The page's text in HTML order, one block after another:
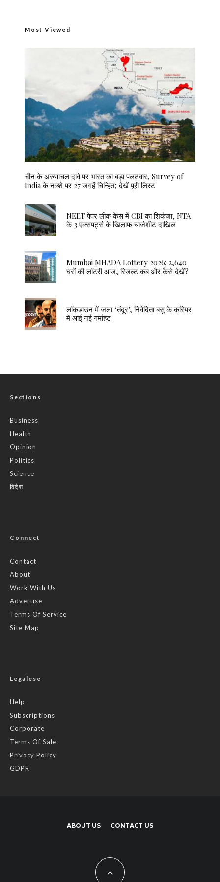
Most Viewed
चीन के अरुणाचल दावे पर भारत का बड़ा पलटवार, Survey of
India के नक्शे पर 27 जगहें चिन्हित; देखें पूरी लिस्ट
NEET पेपर लीक केस में CBI का शिकंजा, NTA
के 3 एक्सपर्ट्स के खिलाफ चार्जशीट दाखिल
Mumbai MHADA Lottery 2026: 2,640
घरों की लॉटरी आज, रिजल्ट कब और कैसे देखें?
लॉकडाउन में जला ‘तंदूर’, निवेदिता बसु के करियर
में आई नई गर्माहट
Sections
Business
Health
Opinion
Politics
Science
विदेश
Connect
Contact
About
Work With Us
Advertise
Terms Of Service
Site Map
Legalese
Help
Subscriptions
Corporate
Terms Of Sale
Privacy Policy
GDPR
ABOUT US CONTACT US